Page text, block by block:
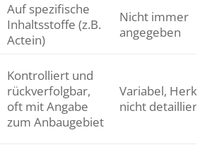
Auf spezifische
Inhaltsstoffe (z.B.
Actein)
Nicht immer
angegeben
Kontrolliert und
rückverfolgbar,
oft mit Angabe
zum Anbaugebiet
Variabel,
nicht detailliert